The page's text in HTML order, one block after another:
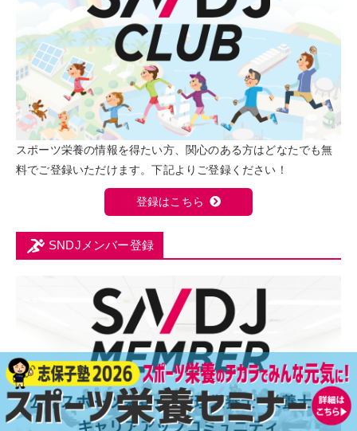
スポーツ栄養の情報を得たい方、関心のある方はどなたでも無
料でご登録いただけます。下記よりご登録ください！
登録はこちら
SNDJメンバー登録